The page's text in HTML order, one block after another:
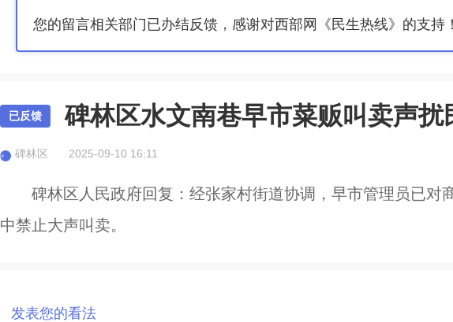
您的留言相关部门已办结反馈，感谢对西部网《民生热线》的支持！
已反馈 碑林区水文南巷早市菜贩叫卖声扰
碑 碑林区 2025-09-10 16:11
碑林区人民政府回复：经张家村街道协调，早市管理员已对
中禁止大声叫卖。
发表您的看法